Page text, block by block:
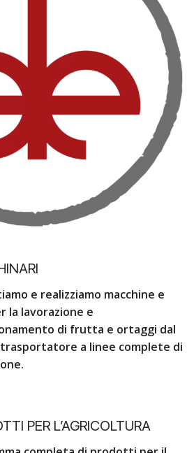
e realizziamo macchine e
la lavorazione e
di frutta e ortaggi dal
a linee complete di
PER L’AGRICOLTURA